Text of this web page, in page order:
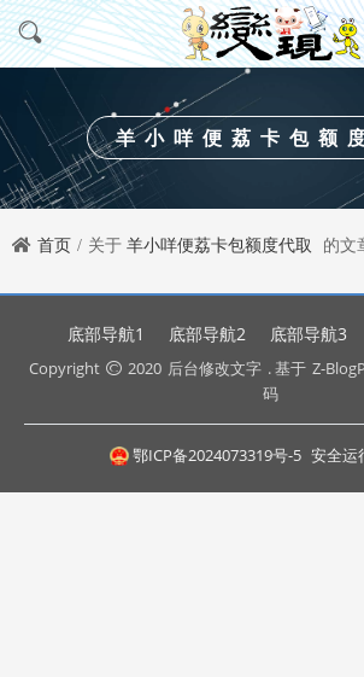
羊小咩便荔卡包额
首页 关于 羊小咩便荔卡包额度代取 的文
底部导航1 底部导航2 底部导航3
Copyright 2020 后台修改文字 . 基于 Z-
码
鄂ICP备2024073319号-5 安全运